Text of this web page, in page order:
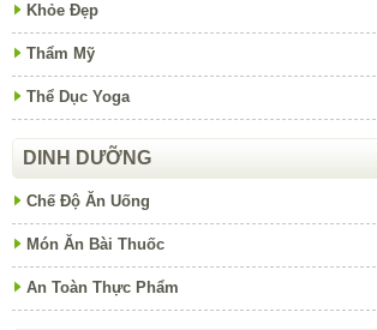
Khỏe Đẹp
Thẩm Mỹ
Thể Dục Yoga
DINH DƯỠNG
Chế Độ Ăn Uống
Món Ăn Bài Thuốc
An Toàn Thực Phẩm